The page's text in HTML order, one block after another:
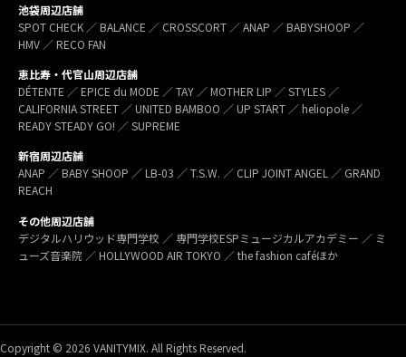
池袋周辺店舗
SPOT CHECK ／ BALANCE ／ CROSSCORT ／ ANAP ／ BABYSHOOP ／
HMV ／ RECO FAN
恵比寿・代官山周辺店舗
DÉTENTE ／ EPICE du MODE ／ TAY ／ MOTHER LIP ／ STYLES ／
CALIFORNIA STREET ／ UNITED BAMBOO ／ UP START ／ heliopole ／
READY STEADY GO! ／ SUPREME
新宿周辺店舗
ANAP ／ BABY SHOOP ／ LB-03 ／ T.S.W. ／ CLIP JOINT ANGEL ／ GRAND
REACH
その他周辺店舗
デジタルハリウッド専門学校 ／ 専門学校ESPミュージカルアカデミー ／ ミ
ューズ音楽院 ／ HOLLYWOOD AIR TOKYO ／ the fashion caféほか
Copyright © 2026 VANITYMIX. All Rights Reserved.